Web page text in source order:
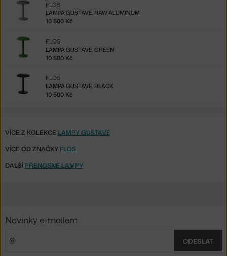
LAMPA GUSTAVE, RAW ALUMINUM
FLOS
10 500 Kč
LAMPA GUSTAVE, GREEN
FLOS
10 500 Kč
LAMPA GUSTAVE, BLACK
FLOS
10 500 Kč
VÍCE Z KOLEKCE LAMPY GUSTAVE
VÍCE OD ZNAČKY FLOS
DALŠÍ PŘENOSNÉ LAMPY
Novinky e-mailem
ODESLAT